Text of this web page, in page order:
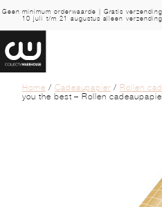
Geen minimum orderwaarde | Gratis
10 juli t/m 21 augustus alleen
Home / Cadeaupapier / Rollen
you the best – Rollen